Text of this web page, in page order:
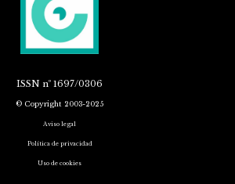
ISSN nº 1697/0306
© Copyright 2003-2025
Aviso legal
Política de privacidad
Uso de cookies